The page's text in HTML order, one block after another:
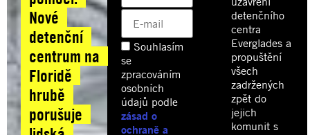
Nové
detenční
centrum na
Floridě
hrubě
porušuje
Souhlasím
se
zpracováním
osobních
údajů podle
zásad o
ochraně a
detenčního
centra
Everglades a
propuštění
všech
zadržených
zpět do
jejich
komunit s